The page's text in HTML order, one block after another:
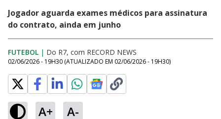
Jogador aguarda exames médicos para assinatura
do contrato, ainda em junho
FUTEBOL | Do R7, com RECORD NEWS
02/06/2026 - 19H30 (ATUALIZADO EM 02/06/2026 - 19H30)
A+ A-